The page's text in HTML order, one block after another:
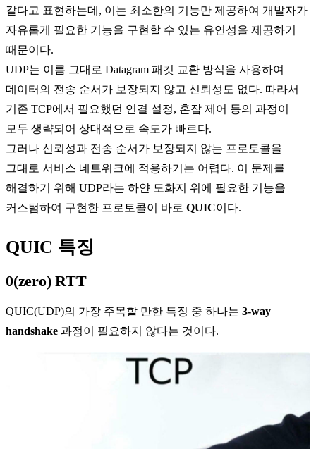
같다고 표현하는데, 이는 최소한의 기능만 제공하여 개발자가
자유롭게 필요한 기능을 구현할 수 있는 유연성을 제공하기
때문이다.
UDP는 이름 그대로 Datagram 패킷 교환 방식을 사용하여
데이터의 전송 순서가 보장되지 않고 신뢰성도 없다. 따라서
기존 TCP에서 필요했던 연결 설정, 혼잡 제어 등의 과정이
모두 생략되어 상대적으로 속도가 빠르다.
그러나 신뢰성과 전송 순서가 보장되지 않는 프로토콜을
그대로 서비스 네트워크에 적용하기는 어렵다. 이 문제를
해결하기 위해 UDP라는 하얀 도화지 위에 필요한 기능을
커스텀하여 구현한 프로토콜이 바로 QUIC이다.
QUIC 특징
0(zero) RTT
QUIC(UDP)의 가장 주목할 만한 특징 중 하나는 3-way
handshake 과정이 필요하지 않다는 것이다.